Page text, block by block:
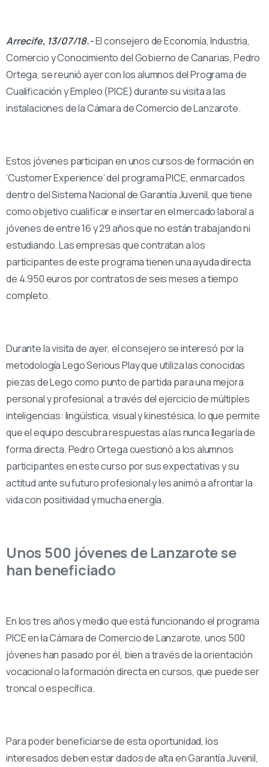
Arrecife, 13/07/18.-El consejero de Economía, Industria,
Comercio y Conocimiento del Gobierno de Canarias, Pedro
Ortega, se reunió ayer con los alumnos del Programa de
Cualificación y Empleo (PICE) durante su visita a las
instalaciones de la Cámara de Comercio de Lanzarote.
Estos jóvenes participan en unos cursos de formación en
‘Customer Experience’ del programa PICE, enmarcados
dentro del Sistema Nacional de Garantía Juvenil, que tiene
como objetivo cualificar e insertar en el mercado laboral a
jóvenes de entre 16 y 29 años que no están trabajando ni
estudiando. Las empresas que contratan a los
participantes de este programa tienen una ayuda directa
de 4.950 euros por contratos de seis meses a tiempo
completo.
Durante la visita de ayer, el consejero se interesó por la
metodología Lego Serious Play que utiliza las conocidas
piezas de Lego como punto de partida para una mejora
personal y profesional, a través del ejercicio de múltiples
inteligencias: lingüística, visual y kinestésica, lo que permite
que el equipo descubra respuestas a las nunca llegaría de
forma directa. Pedro Ortega cuestionó a los alumnos
participantes en este curso por sus expectativas y su
actitud ante su futuro profesional y les animó a afrontar la
vida con positividad y mucha energía.
Unos 500 jóvenes de Lanzarote se
han beneficiado
En los tres años y medio que está funcionando el programa
PICE en la Cámara de Comercio de Lanzarote, unos 500
jóvenes han pasado por él, bien a través de la orientación
vocacional o la formación directa en cursos, que puede ser
troncal o específica.
Para poder beneficiarse de esta oportunidad, los
interesados deben estar dados de alta en Garantía Juvenil,